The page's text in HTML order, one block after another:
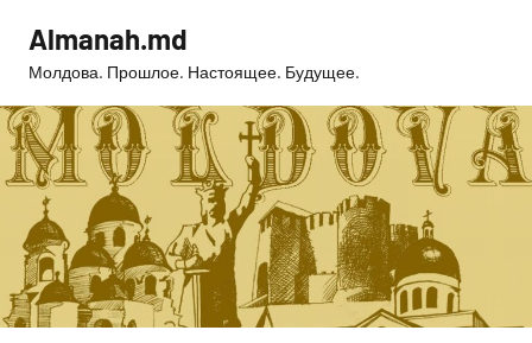
содержимому
Almanah.md
Молдова. Прошлое. Настоящее. Будущее.